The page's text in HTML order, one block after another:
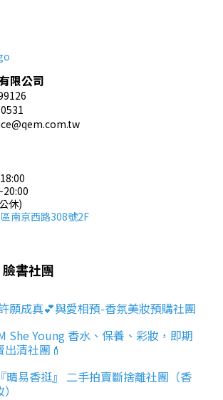
限公司
休)
南京西路308號2F
書社團
願成真💕與愛相預-香氛美妝預購社團
She Young 香水、保養、彩妝，即期
清社團💄
晴易香挺』 二手拍賣斷捨離社團（香